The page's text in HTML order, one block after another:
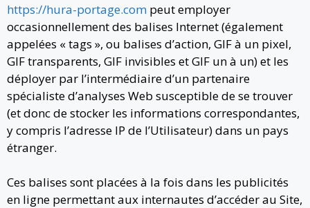
https://hura-portage.com peut employer
occasionnellement des balises Internet (également
appelées « tags », ou balises d’action, GIF à un pixel,
GIF transparents, GIF invisibles et GIF un à un) et les
déployer par l’intermédiaire d’un partenaire
spécialiste d’analyses Web susceptible de se trouver
(et donc de stocker les informations correspondantes,
y compris l’adresse IP de l’Utilisateur) dans un pays
étranger.
Ces balises sont placées à la fois dans les publicités
en ligne permettant aux internautes d’accéder au Site,